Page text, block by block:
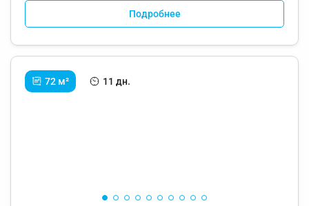
Подробнее
72 м² 11 дн.